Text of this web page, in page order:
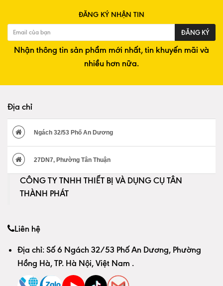
ĐĂNG KÝ NHẬN TIN
ĐĂNG KÝ
Nhận thông tin sản phẩm mới nhất, tin khuyến mãi và
nhiều hơn nữa.
Địa chỉ
Ngách 32/53 Phố An Dương
27DN7, Phường Tân Thuận
CÔNG TY TNHH THIẾT BỊ VÀ DỤNG CỤ TÂN
THÀNH PHÁT
Liên hệ
Địa chỉ: Số 6 Ngách 32/53 Phố An Dương, Phường
Hồng Hà, TP. Hà Nội, Việt Nam .